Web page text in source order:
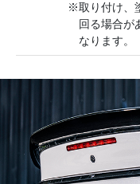
※取り付け、
回る場合が
なります。